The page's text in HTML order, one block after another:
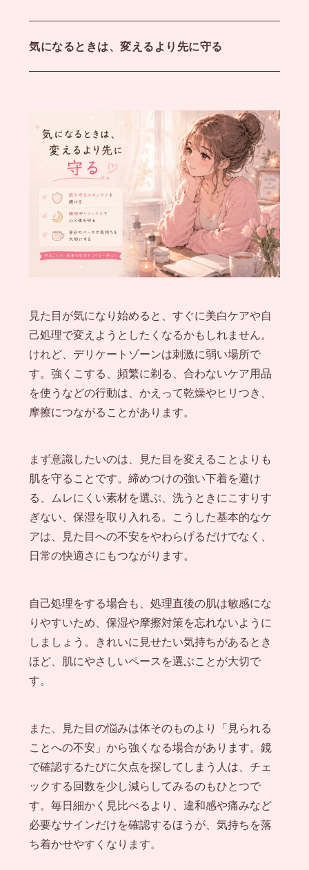
気になるときは、変えるより先に守る
見た目が気になり始めると、すぐに美白ケアや自
己処理で変えようとしたくなるかもしれません。
けれど、デリケートゾーンは刺激に弱い場所で
す。強くこする、頻繁に剃る、合わないケア用品
を使うなどの行動は、かえって乾燥やヒリつき、
摩擦につながることがあります。
まず意識したいのは、見た目を変えることよりも
肌を守ることです。締めつけの強い下着を避け
る、ムレにくい素材を選ぶ、洗うときにこすりす
ぎない、保湿を取り入れる。こうした基本的なケ
アは、見た目への不安をやわらげるだけでなく、
日常の快適さにもつながります。
自己処理をする場合も、処理直後の肌は敏感にな
りやすいため、保湿や摩擦対策を忘れないように
しましょう。きれいに見せたい気持ちがあるとき
ほど、肌にやさしいペースを選ぶことが大切で
す。
また、見た目の悩みは体そのものより「見られる
ことへの不安」から強くなる場合があります。鏡
で確認するたびに欠点を探してしまう人は、チェ
ックする回数を少し減らしてみるのもひとつで
す。毎日細かく見比べるより、違和感や痛みなど
必要なサインだけを確認するほうが、気持ちを落
ち着かせやすくなります。